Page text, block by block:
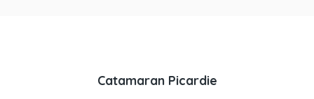
Catamaran Picardie